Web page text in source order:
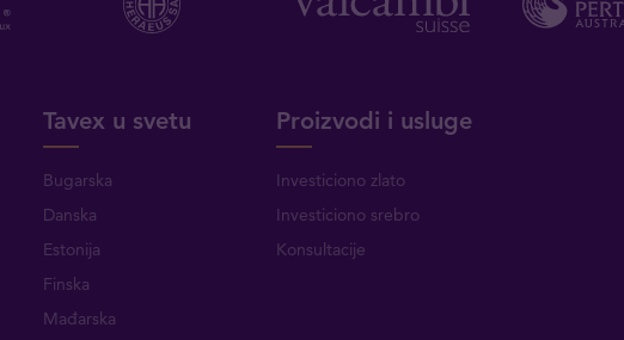
Tavex u svetu
Bugarska
Danska
Estonija
Finska
Mađarska
Proizvodi i usluge
Investiciono zlato
Investiciono srebro
Konsultacije